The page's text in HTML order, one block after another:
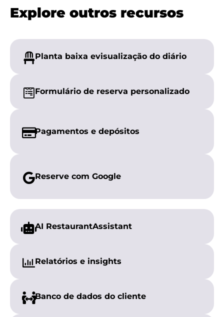
Explore outros recursos
Planta baixa evisualização do diário
Formulário de reserva personalizado
Pagamentos e depósitos
Reserve com Google
AI RestaurantAssistant
Relatórios e insights
Banco de dados do cliente